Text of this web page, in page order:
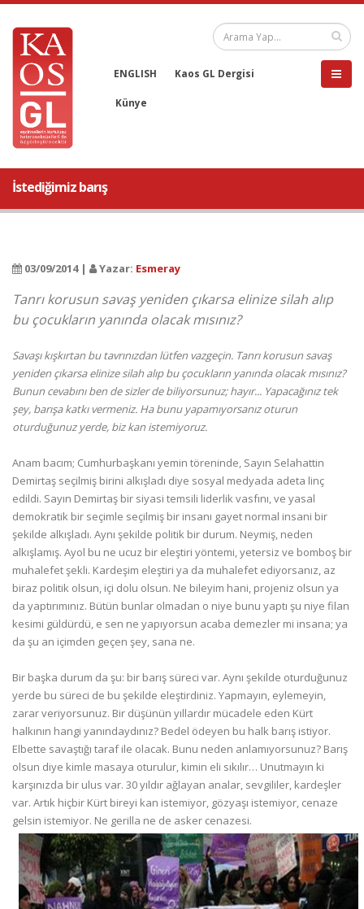
ENGLISH Kaos GL Dergisi
Künye
İstediğimiz barış
03/09/2014 | Yazar: Esmeray
Tanrı korusun savaş yeniden çıkarsa elinize silah alıp
bu çocukların yanında olacak mısınız?
Savaşı kışkırtan bu tavrınızdan lütfen vazgeçin. Tanrı korusun savaş
yeniden çıkarsa elinize silah alıp bu çocukların yanında olacak mısınız?
Bunun cevabını ben de sizler de biliyorsunuz; hayır... Yapacağınız tek
şey, barışa katkı vermeniz. Ha bunu yapamıyorsanız oturun
oturduğunuz yerde, biz kan istemiyoruz.
Anam bacım; Cumhurbaşkanı yemin töreninde, Sayın Selahattin
Demirtaş seçilmiş birini alkışladı diye sosyal medyada adeta linç
edildi. Sayın Demirtaş bir siyasi temsili liderlik vasfını, ve yasal
demokratik bir seçimle seçilmiş bir insanı gayet normal insani bir
şekilde alkışladı. Aynı şekilde politik bir durum. Neymiş, neden
alkışlamış. Ayol bu ne ucuz bir eleştiri yöntemi, yetersiz ve bomboş bir
muhalefet şekli. Kardeşim eleştiri ya da muhalefet ediyorsanız, az
biraz politik olsun, içi dolu olsun. Ne bileyim hani, projeniz olsun ya
da yaptırımınız. Bütün bunlar olmadan o niye bunu yaptı şu niye filan
kesimi güldürdü, e sen ne yapıyorsun acaba demezler mi insana; ya
da şu an içimden geçen şey, sana ne.
Bir başka durum da şu: bir barış süreci var. Aynı şekilde oturduğunuz
yerde bu süreci de bu şekilde eleştirdiniz. Yapmayın, eylemeyin,
zarar veriyorsunuz. Bir düşünün yıllardır mücadele eden Kürt
halkının hangi yanındaydınız? Bedel ödeyen bu halk barış istiyor.
Elbette savaştığı taraf ile olacak. Bunu neden anlamıyorsunuz? Barış
olsun diye kimle masaya oturulur, kimin eli sıkılır… Unutmayın ki
karşınızda bir ulus var. 30 yıldır ağlayan analar, sevgililer, kardeşler
var. Artık hiçbir Kürt bireyi kan istemiyor, gözyaşı istemiyor, cenaze
gelsin istemiyor. Ne gerilla ne de asker cenazesi.